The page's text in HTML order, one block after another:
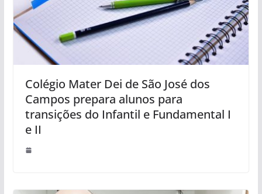
Colégio Mater Dei de São José dos
Campos prepara alunos para
transições do Infantil e Fundamental I
e II